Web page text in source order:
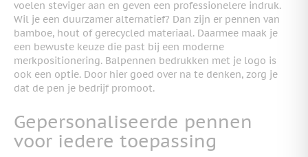
voelen steviger aan en geven een professionelere indruk.
Wil je een duurzamer alternatief? Dan zijn er pennen van
bamboe, hout of gerecycled materiaal. Daarmee maak je
een bewuste keuze die past bij een moderne
merkpositionering. Balpennen bedrukken met je logo is
ook een optie. Door hier goed over na te denken, zorg je
dat de pen je bedrijf promoot.
Gepersonaliseerde pennen
voor iedere toepassing